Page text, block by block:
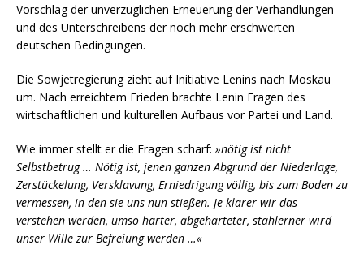
Vorschlag der unverzüglichen Erneuerung der Verhandlungen
und des Unterschreibens der noch mehr erschwerten
deutschen Bedingungen.
Die Sowjetregierung zieht auf Initiative Lenins nach Moskau
um. Nach erreichtem Frieden brachte Lenin Fragen des
wirtschaftlichen und kulturellen Aufbaus vor Partei und Land.
Wie immer stellt er die Fragen scharf: »nötig ist nicht
Selbstbetrug … Nötig ist, jenen ganzen Abgrund der Niederlage,
Zerstückelung, Versklavung, Erniedrigung völlig, bis zum Boden zu
vermessen, in den sie uns nun stießen. Je klarer wir das
verstehen werden, umso härter, abgehärteter, stählerner wird
unser Wille zur Befreiung werden …«